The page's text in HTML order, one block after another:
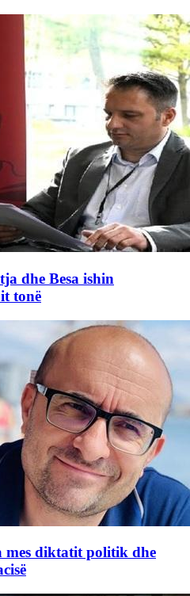
dhe Besa ishin
tonë
mes diktatit politik dhe